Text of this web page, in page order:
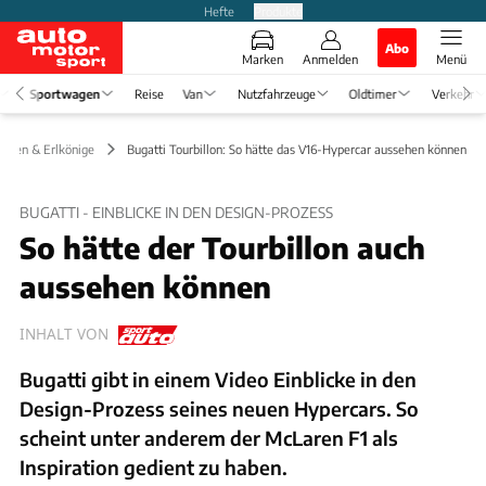
Hefte
Marken Anmelden
Abo
Menü
Sportwagen Reise Van Nutzfahrzeuge Oldtimer Verkehr
& Erlkönige Bugatti Tourbillon: So hätte das V16-Hypercar aussehen können
BUGATTI - EINBLICKE IN DEN DESIGN-PROZESS
So hätte der Tourbillon auch
aussehen können
INHALT VON
Bugatti gibt in einem Video Einblicke in den
Design-Prozess seines neuen Hypercars. So
scheint unter anderem der McLaren F1 als
Inspiration gedient zu haben.